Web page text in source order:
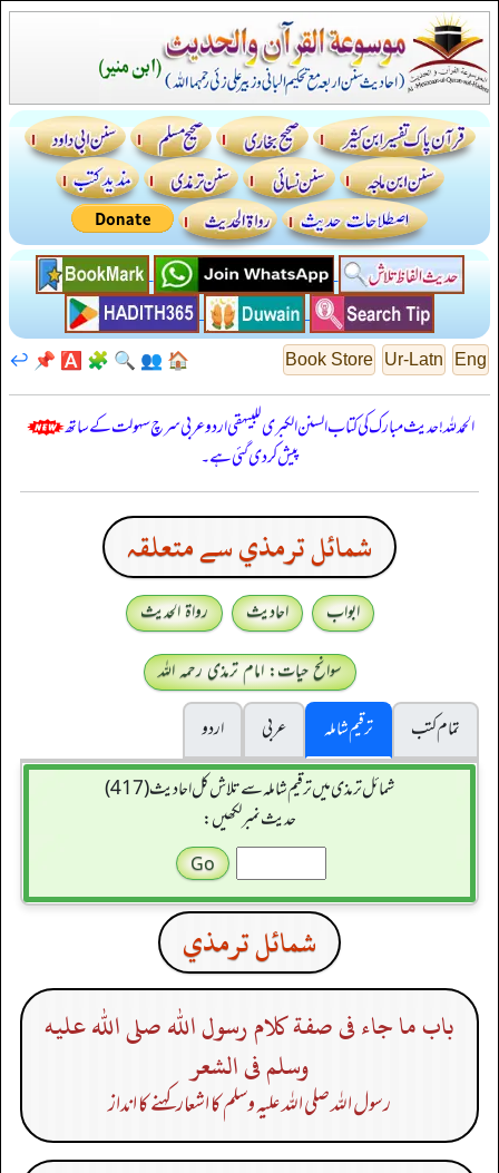
Eng
Ur-Latn
Book Store
🏠
👥
🔍
🧩
🅰️
📌
↩️
الحمدللہ! حدیث مبارک کی کتاب السنن الكبرى للبيهقي اردو عربی سرچ سہولت کے ساتھ
پیش کر دی گئی ہے۔
شمائل ترمذي سے متعلقہ
ابواب احادیث
رواۃ الحدیث
سوانح حیات: امام ترمذی رحمہ اللہ
تمام کتب
ترقیم شاملہ عربی
اردو
شمائل ترمذی میں ترقیم شاملہ سے تلاش کل احادیث (417)
حدیث نمبر لکھیں:
شمائل ترمذي
باب ما جاء فى صفة كلام رسول الله صلى الله عليه
وسلم فى الشعر
رسول اللہ صلی اللہ علیہ وسلم کا اشعار کہنے کا انداز